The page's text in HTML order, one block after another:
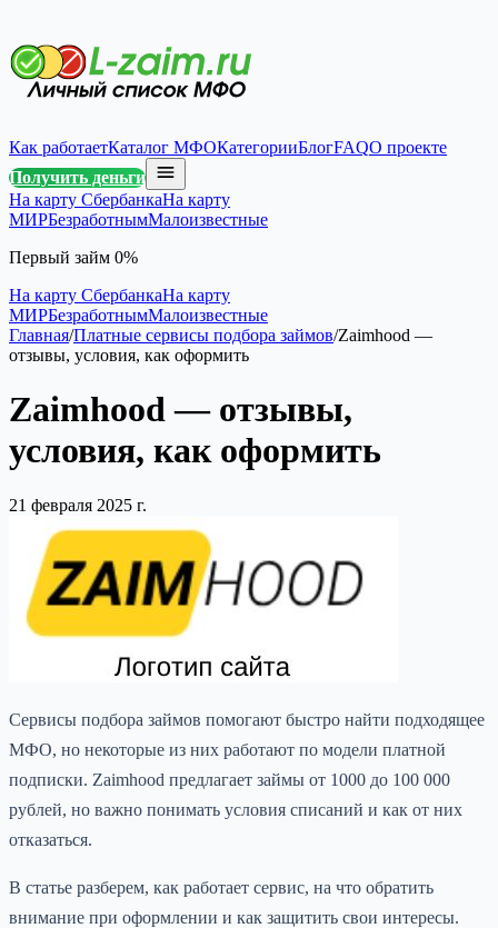
Как работаетКаталог МФОКатегорииБлогFAQО проекте
Получить деньги
На карту СбербанкаНа карту
МИРБезработнымМалоизвестные
Первый займ 0%
На карту СбербанкаНа карту
МИРБезработнымМалоизвестные
Главная/Платные сервисы подбора займов/Zaimhood —
отзывы, условия, как оформить
Zaimhood — отзывы,
условия, как оформить
21 февраля 2025 г.
Сервисы подбора займов помогают быстро найти подходящее
МФО, но некоторые из них работают по модели платной
подписки. Zaimhood предлагает займы от 1000 до 100 000
рублей, но важно понимать условия списаний и как от них
отказаться.
В статье разберем, как работает сервис, на что обратить
внимание при оформлении и как защитить свои интересы.